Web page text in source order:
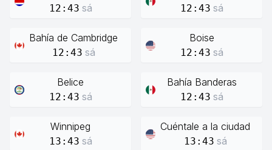
12:43 sá 12:43 sá
Bahía de Cambridge
12:43 sá
Boise
12:43 sá
Belice
12:43 sá
Bahía Banderas
12:43 sá
Winnipeg
13:43 sá
Cuéntale a la ciudad
13:43 sá